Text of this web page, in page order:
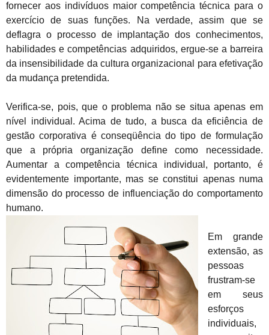
fornecer aos indivíduos maior competência técnica para o
exercício de suas funções. Na verdade, assim que se
deflagra o processo de implantação dos conhecimentos,
habilidades e competências adquiridos, ergue-se a barreira
da insensibilidade da cultura organizacional para efetivação
da mudança pretendida.
Verifica-se, pois, que o problema não se situa apenas em
nível individual. Acima de tudo, a busca da eficiência de
gestão corporativa é conseqüência do tipo de formulação
que a própria organização define como necessidade.
Aumentar a competência técnica individual, portanto, é
evidentemente importante, mas se constitui apenas numa
dimensão do processo de influenciação do comportamento
humano.
Em grande
extensão, as
pessoas
frustram-se
em seus
esforços
individuais,